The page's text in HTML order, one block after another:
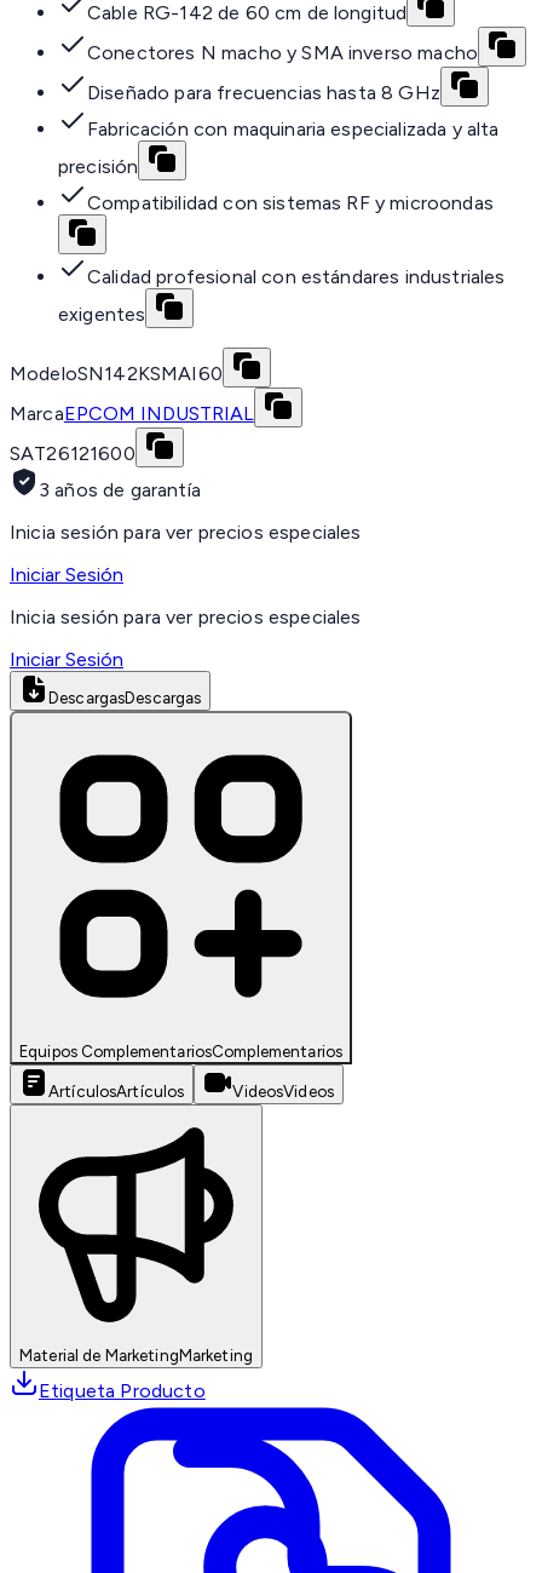
Cable RG-142 de 60 cm de longitud
Conectores N macho y SMA inverso macho
Diseñado para frecuencias hasta 8 GHz
Fabricación con maquinaria especializada y alta
precisión
Compatibilidad con sistemas RF y microondas
Calidad profesional con estándares industriales
exigentes
ModeloSN142KSMAI60
MarcaEPCOM INDUSTRIAL
SAT26121600
3 años de garantía
Inicia sesión para ver precios especiales
Iniciar Sesión
Inicia sesión para ver precios especiales
Iniciar Sesión
DescargasDescargas
Equipos ComplementariosComplementarios
ArtículosArtículos VideosVideos
Material de MarketingMarketing
Etiqueta Producto